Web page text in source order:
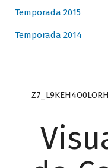
Temporada 2015
Temporada 2014